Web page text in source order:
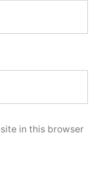
in this browser